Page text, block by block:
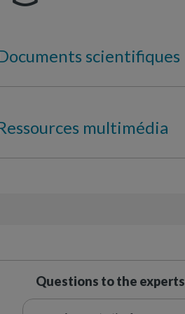
scientifiques
multimédia
Questions to the experts